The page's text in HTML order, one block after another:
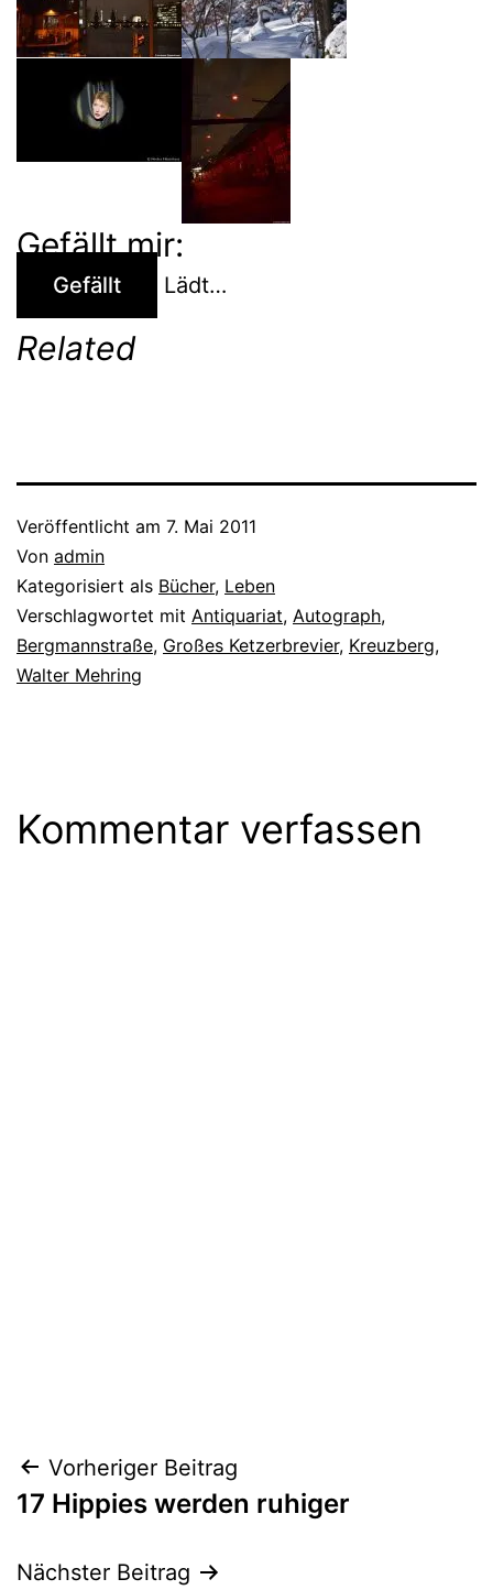
Gefällt mir:
Gefällt Lädt…
Related
Veröffentlicht am 7. Mai 2011
Von admin
Kategorisiert als Bücher, Leben
Verschlagwortet mit Antiquariat, Autograph,
Bergmannstraße, Großes Ketzerbrevier, Kreuzberg,
Walter Mehring
Kommentar verfassen
Beitragsnavigation
Vorheriger Beitrag
17 Hippies werden ruhiger
Nächster Beitrag